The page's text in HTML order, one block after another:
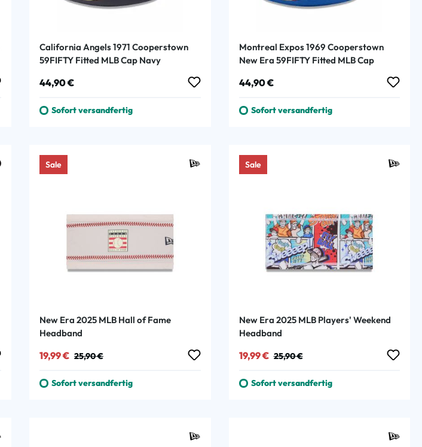
California Angels 1971 Cooperstown
59FIFTY Fitted MLB Cap Navy
Regulärer Preis:
44,90 €
Sofort versandfertig
Montreal Expos 1969 Cooperstown
New Era 59FIFTY Fitted MLB Cap
Regulärer Preis:
44,90 €
Sofort versandfertig
Sale
New Era 2025 MLB Hall of Fame
Headband
Verkaufspreis:
19,99 € Regulärer Preis:
25,90 €
Sofort versandfertig
Sale
New Era 2025 MLB Players' Weekend
Headband
Verkaufspreis:
19,99 € Regulärer Preis:
25,90 €
Sofort versandfertig